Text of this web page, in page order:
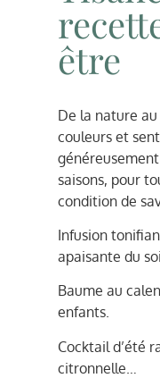
être
De la nature
couleurs et
saisons, pour
condition de
Infusion
apaisante du
Baume au
enfants.
Cocktail d’été
citronnelle…